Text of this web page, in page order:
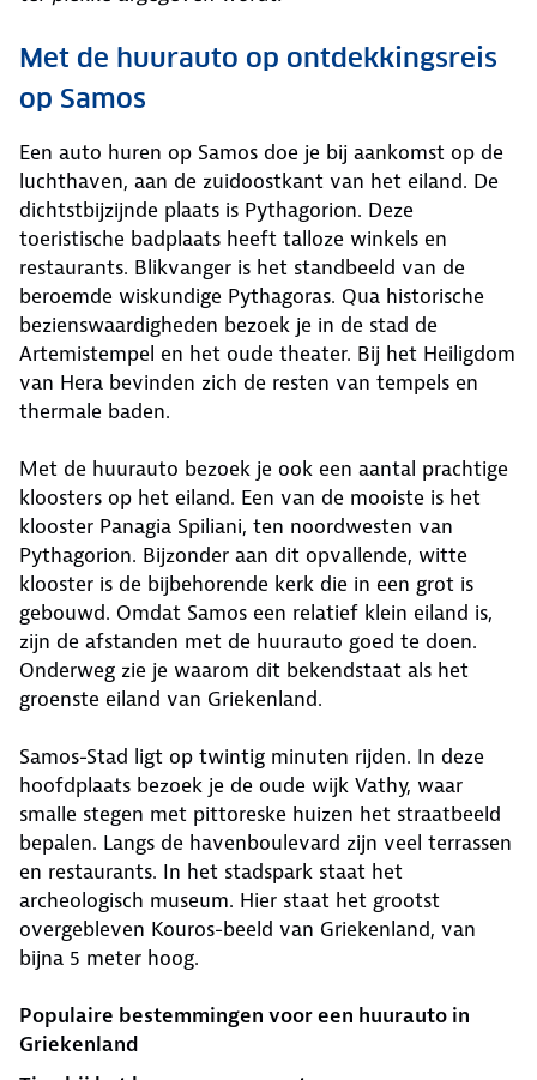
Met de huurauto op ontdekkingsreis
op Samos
Een auto huren op Samos doe je bij aankomst op de
luchthaven, aan de zuidoostkant van het eiland. De
dichtstbijzijnde plaats is Pythagorion. Deze
toeristische badplaats heeft talloze winkels en
restaurants. Blikvanger is het standbeeld van de
beroemde wiskundige Pythagoras. Qua historische
bezienswaardigheden bezoek je in de stad de
Artemistempel en het oude theater. Bij het Heiligdom
van Hera bevinden zich de resten van tempels en
thermale baden.
Met de huurauto bezoek je ook een aantal prachtige
kloosters op het eiland. Een van de mooiste is het
klooster Panagia Spiliani, ten noordwesten van
Pythagorion. Bijzonder aan dit opvallende, witte
klooster is de bijbehorende kerk die in een grot is
gebouwd. Omdat Samos een relatief klein eiland is,
zijn de afstanden met de huurauto goed te doen.
Onderweg zie je waarom dit bekendstaat als het
groenste eiland van Griekenland.
Samos-Stad ligt op twintig minuten rijden. In deze
hoofdplaats bezoek je de oude wijk Vathy, waar
smalle stegen met pittoreske huizen het straatbeeld
bepalen. Langs de havenboulevard zijn veel terrassen
en restaurants. In het stadspark staat het
archeologisch museum. Hier staat het grootst
overgebleven Kouros-beeld van Griekenland, van
bijna 5 meter hoog.
Populaire bestemmingen voor een huurauto in
Griekenland